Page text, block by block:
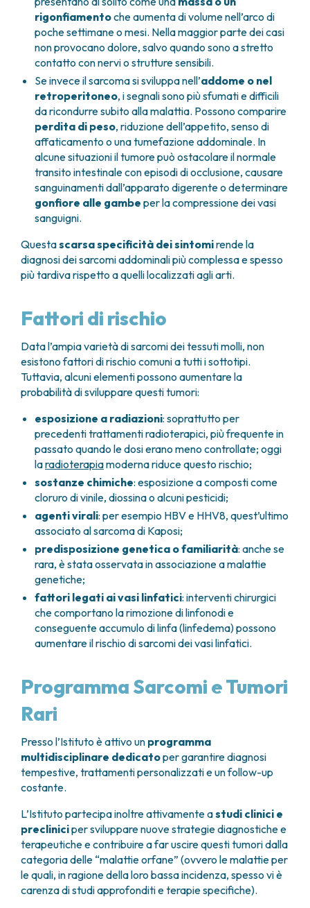
rigonfiamentoche aumenta di volume nell’arco di
poche settimane o mesi. Nella maggior parte dei casi
non provocano dolore, salvo quando sono a stretto
contatto con nervi o strutture sensibili.
Se invece il sarcoma si sviluppa nell’addome o nel
retroperitoneo, i segnali sono più sfumati e difficili
da ricondurre subito alla malattia. Possono comparire
perdita di peso, riduzione dell’appetito, senso di
affaticamento o una tumefazione addominale. In
alcune situazioni il tumore può ostacolare il normale
transito intestinale con episodi di occlusione, causare
sanguinamenti dall’apparato digerente o determinare
gonfiore alle gambe per la compressione dei vasi
sanguigni.
Questascarsa specificità dei sintomirende la
diagnosi dei sarcomi addominali più complessa e spesso
più tardiva rispetto a quelli localizzati agli arti.
Fattori di rischio
Data l’ampia varietà di sarcomi dei tessuti molli, non
esistono fattori di rischio comuni a tutti i sottotipi.
Tuttavia, alcuni elementi possono aumentare la
probabilità di sviluppare questi tumori:
esposizione a radiazioni: soprattutto per
precedenti trattamenti radioterapici, più frequente in
passato quando le dosi erano meno controllate; oggi
laradioterapiamoderna riduce questo rischio;
sostanze chimiche: esposizione a composti come
cloruro di vinile, diossina o alcuni pesticidi;
agenti virali: per esempio HBV e HHV8, quest’ultimo
associato al sarcoma di Kaposi;
predisposizione genetica o familiarità: anche se
rara, è stata osservata in associazione a malattie
genetiche;
fattori legati ai vasi linfatici: interventi chirurgici
che comportano la rimozione di linfonodi e
conseguente accumulo di linfa (linfedema) possono
aumentare il rischio di sarcomi dei vasi linfatici.
Programma Sarcomi e Tumori
Rari
Presso l’Istituto è attivo un programma
multidisciplinare dedicatoper garantire diagnosi
tempestive, trattamenti personalizzati e un follow-up
costante.
L’Istituto partecipa inoltre attivamente astudi clinici e
precliniciper sviluppare nuove strategie diagnostiche e
terapeutiche e contribuire a far uscire questi tumori dalla
categoria delle “malattie orfane” (ovvero le malattie per
le quali, in ragione della loro bassa incidenza, spesso vi è
carenza di studi approfonditi e terapie specifiche).